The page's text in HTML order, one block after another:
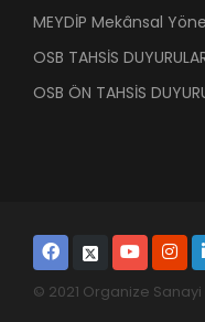
MEYDİP Mekânsal
OSB TAHSİS
OSB ÖN TAHSİS
© 2021 Organize Sanayi